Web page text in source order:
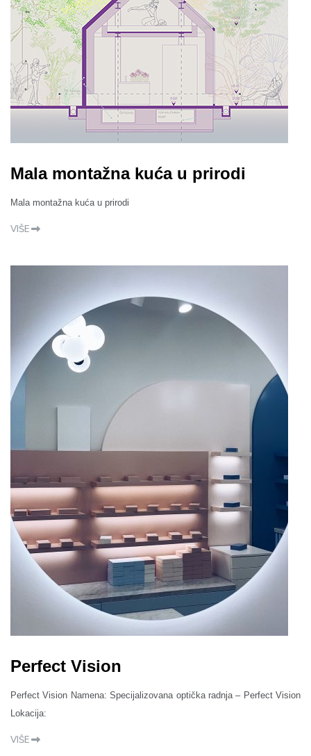
Mala montažna kuća u prirodi
Mala montažna kuća u prirodi
VIŠE
Perfect Vision
Perfect Vision Namena: Specijalizovana optička radnja – Perfect Vision
Lokacija:
VIŠE